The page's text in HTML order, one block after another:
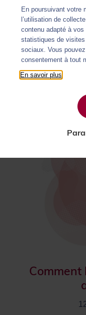
Tous
Comment
En poursuivant votre
l’utilisation de
contenu adapté à vos
statistiques de
sociaux. Vous
consentement à tout
En savoir plus